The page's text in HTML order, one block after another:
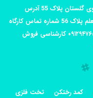
آدرس کارگاه تولیدی: تهران-شهریار کوی گلستان پلاک 55 آدرس
فروشگاه:تهران شهر قدس شهرک فرزان بلوار معلم پلاک 56 شماره تماس کارگاه
۰۲۱_۴۶۸۳۵۱۸۸ تماس با مدیر فروش ۰۹۱۲۹۴۷۶۵۴۷ کارشناسی فروش
کمد رختکن
تخت فلزی